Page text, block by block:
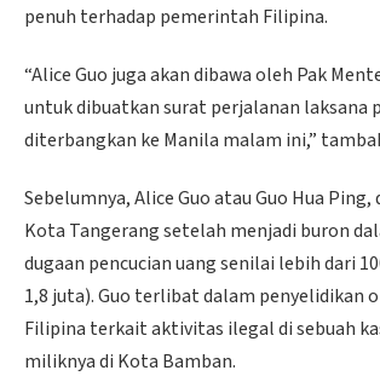
penuh terhadap pemerintah Filipina.
“Alice Guo juga akan dibawa oleh Pak
untuk dibuatkan surat perjalanan laksana
diterbangkan ke Manila malam ini,”
Sebelumnya, Alice Guo atau Guo Hua
Kota Tangerang setelah menjadi buron
dugaan pencucian uang senilai lebih dari
1,8 juta). Guo terlibat dalam penyelidikan
Filipina terkait aktivitas ilegal di sebuah
miliknya di Kota Bamban.